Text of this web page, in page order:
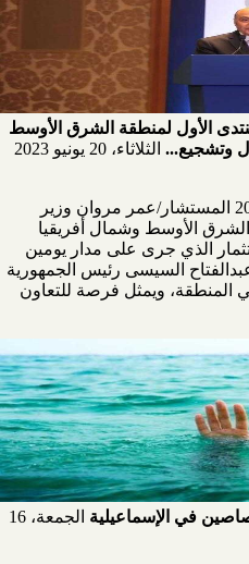
الأول لمنطقة الشرق الأوسط
وتشجيع... الثلاثاء، 20 يونيو 2023
شهد اليوم الثلاثاء الموافق 20/6/2023 المستشار/عمر مروان وزير
الشرق الأوسط وشمال أفريقيا
الذي جرى على مدار يومين
السيسى رئيس الجمهورية
المنطقة، ويمثل فرصة للتعاون
في الإسماعيلية
الجمعة، 16